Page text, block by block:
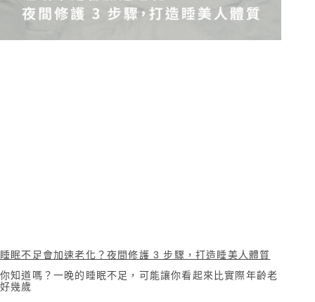
睡眠不足會加速老化？夜間修護 3 步驟，打造睡美人體質
你知道嗎？一晚的睡眠不足，可能讓你看起來比實際年齡老
好幾歲